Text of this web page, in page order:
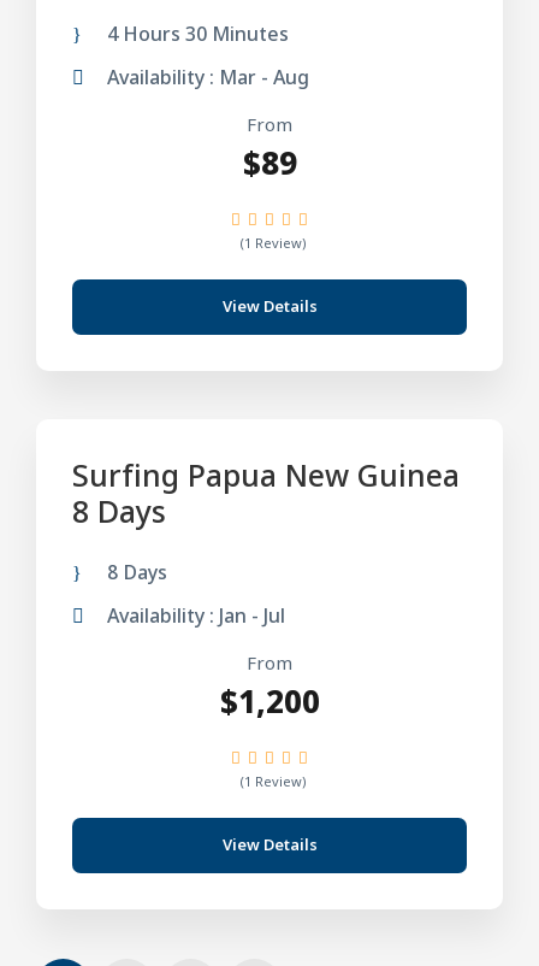
4 Hours 30 Minutes
Availability : Mar - Aug
From
$89
(1 Review)
View Details
Surfing Papua New Guinea
8 Days
8 Days
Availability : Jan - Jul
From
$1,200
(1 Review)
View Details